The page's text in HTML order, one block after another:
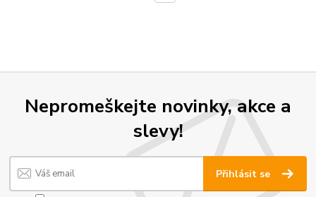
Nepromeškejte novinky, akce a
slevy!
Přihlásit se